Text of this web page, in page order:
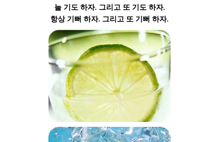
늘 기도 하자. 그리고 또 기도 하자.
항상 기뻐 하자. 그리고 또 기뻐 하자.